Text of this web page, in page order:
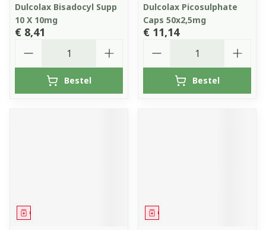
Dulcolax Bisadocyl Supp
10 X 10mg
€ 8,41
Bestel
Dulcolax Picosulphate
Caps 50x2,5mg
€ 11,14
Bestel
Geneesmiddel Geneesmiddel